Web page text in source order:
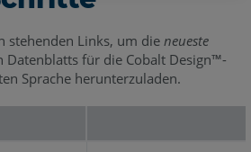
stehenden Links, um dieneueste
Datenblatts für die Cobalt Design™-
Sprache herunterzuladen.